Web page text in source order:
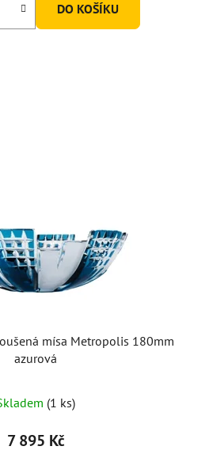
DO KOŠÍKU
mísa Metropolis 180mm
azurová
(1 ks)
7 895 Kč